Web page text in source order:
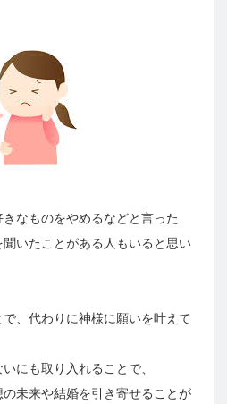
なものをやめるなどと言った
聞いたことがある人もいると思い
、代わりに神様に願いを叶えて
にも取り入れることで、
未来や結婚を引き寄せることが